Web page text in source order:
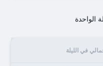
الواحدة
في الليلة